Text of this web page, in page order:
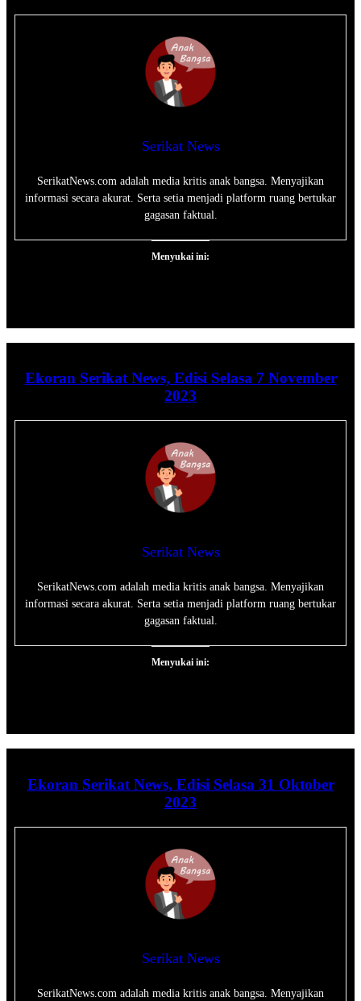
Serikat News
SerikatNews.com adalah media kritis anak bangsa. Menyajikan
informasi secara akurat. Serta setia menjadi platform ruang bertukar
gagasan faktual.
Menyukai ini:
Ekoran Serikat News, Edisi Selasa 7 November
2023
Serikat News
SerikatNews.com adalah media kritis anak bangsa. Menyajikan
informasi secara akurat. Serta setia menjadi platform ruang bertukar
gagasan faktual.
Menyukai ini:
Ekoran Serikat News, Edisi Selasa 31 Oktober
2023
Serikat News
SerikatNews.com adalah media kritis anak bangsa. Menyajikan